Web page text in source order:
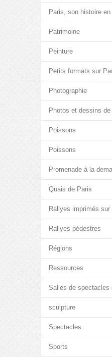
Paris, son histoire
Patrimoine
Peinture
Petits formats sur
Photographie
Photos et dessins de
Poissons
Poissons
Promenade à la
Quais de Paris
Rallyes imprimés
Rallyes pédestres
Régions
Ressources
Salles de spectacles
sculpture
Spectacles
Sports